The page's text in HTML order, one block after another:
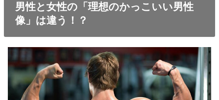
男性と女性の「理想のかっこいい男性
像」は違う！？